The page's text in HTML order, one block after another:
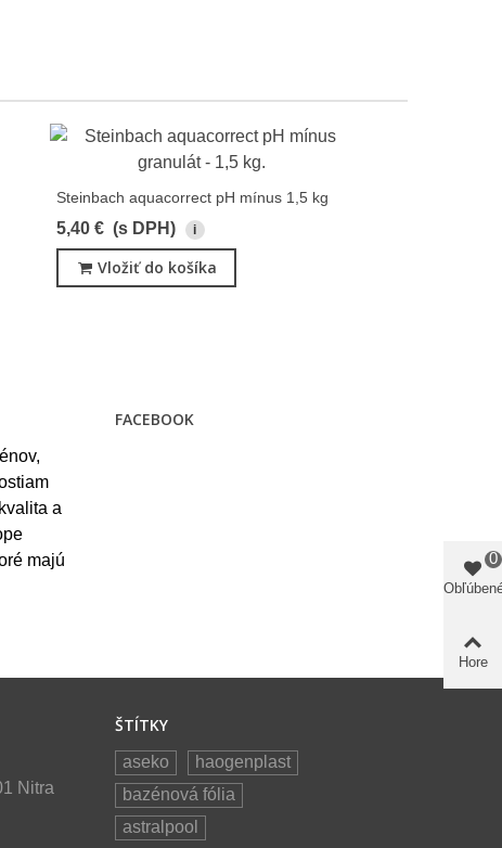
Steinbach aquacorrect pH mínus 1,5 kg
5,40 € (s DPH) i
Vložiť do košíka
a
majú
FACEBOOK
Nitra
ŠTÍTKY
aseko
haogenplast
bazénová fólia
astralpool
0
Hore